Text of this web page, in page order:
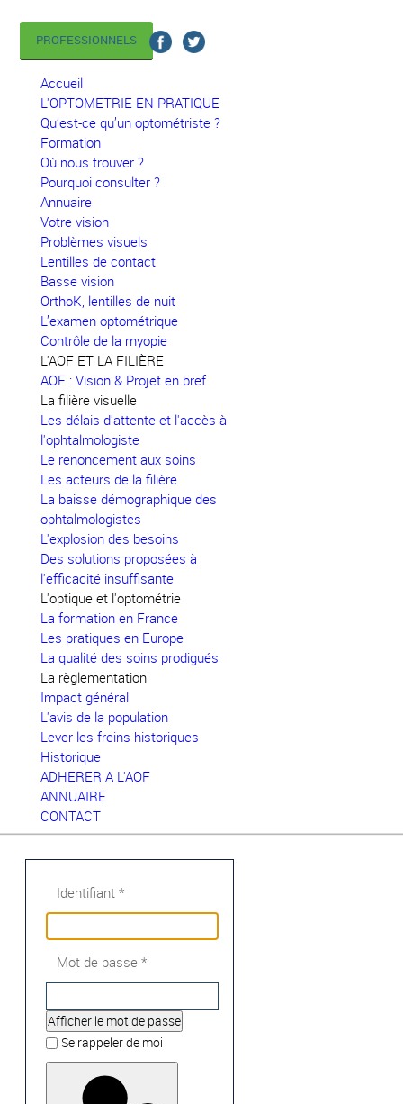
PROFESSIONNELS
Accueil
L'OPTOMETRIE EN PRATIQUE
Qu’est-ce qu’un optométriste ?
Formation
Où nous trouver ?
Pourquoi consulter ?
Annuaire
Votre vision
Problèmes visuels
Lentilles de contact
Basse vision
OrthoK, lentilles de nuit
L’examen optométrique
Contrôle de la myopie
L'AOF ET LA FILIÈRE
AOF : Vision & Projet en bref
La filière visuelle
Les délais d'attente et l'accès à
l'ophtalmologiste
Le renoncement aux soins
Les acteurs de la filière
La baisse démographique des
ophtalmologistes
L'explosion des besoins
Des solutions proposées à
l'efficacité insuffisante
L'optique et l'optométrie
La formation en France
Les pratiques en Europe
La qualité des soins prodigués
La règlementation
Impact général
L'avis de la population
Lever les freins historiques
Historique
ADHERER A L'AOF
ANNUAIRE
CONTACT
Identifiant*
Mot de passe *
Afficher le mot de passe
Se rappeler de moi